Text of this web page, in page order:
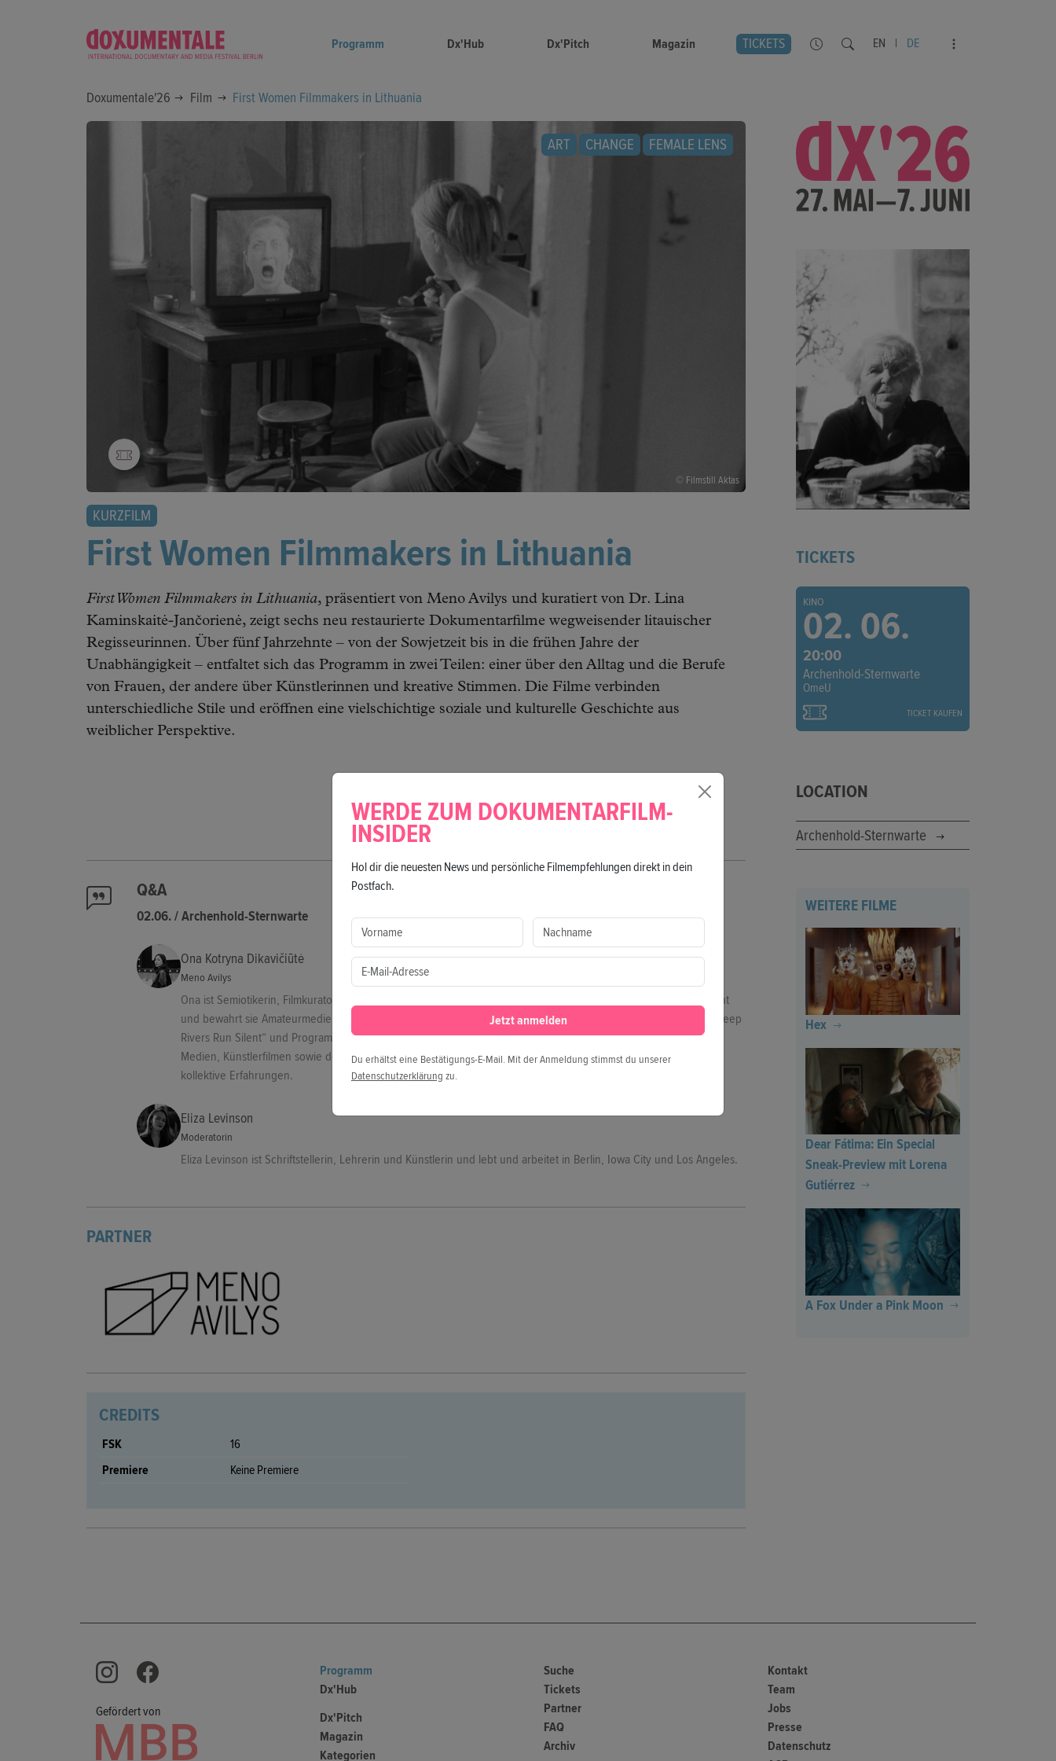
Programm Dx'Hub Dx'Pitch Magazin TICKETS EN | DE
Doxumentale'26 Film First Women Filmmakers in Lithuania
© Filmstill Aktas
ART CHANGE FEMALE LENS
KURZFILM
First Women Filmmakers in Lithuania
First Women Filmmakers in Lithuania, präsentiert von Meno Avilys und kuratiert von Dr. Lina
Kaminskaitė-Jančorienė, zeigt sechs neu restaurierte Dokumentarfilme wegweisender litauischer
Regisseurinnen. Über fünf Jahrzehnte – von der Sowjetzeit bis in die frühen Jahre der
Unabhängigkeit – entfaltet sich das Programm in zwei Teilen: einer über den Alltag und die Berufe
von Frauen, der andere über Künstlerinnen und kreative Stimmen. Die Filme verbinden
unterschiedliche Stile und eröffnen eine vielschichtige soziale und kulturelle Geschichte aus
weiblicher Perspektive.
Q&A
02.06. / Archenhold-Sternwarte
Ona Kotryna Dikavičiūtė
Meno Avilys
Ona ist Semiotikerin, Filmkuratorin und Forscherin in Vilnius. Als künstlerische Leiterin von „Meno avilys“ erforscht
und bewahrt sie Amateurmedien und alternative Archive. Sie ist Gründerin und Leiterin des Archivfilmfestivals „Deep
Rivers Run Silent“ und Programmiererin beim Vilnius Documentary Film Festival. Ihr Fokus liegt auf Non-Fiction-
Medien, Künstlerfilmen sowie der sozialen Rolle des Kinos und dessen Einfluss auf Gedächtnis, Identität und
kollektive Erfahrungen.
Eliza Levinson
Moderatorin
Eliza Levinson ist Schriftstellerin, Lehrerin und Künstlerin und lebt und arbeitet in Berlin, Iowa City und Los Angeles.
PARTNER
CREDITS
FSK
16
Premiere
Keine Premiere
TICKETS
KINO
02. 06.
20:00
Archenhold-Sternwarte
OmeU
TICKET KAUFEN
LOCATION
Archenhold-Sternwarte
WEITERE FILME
Hex
Dear Fátima: Ein Special
Sneak-Preview mit Lorena
Gutiérrez
A Fox Under a Pink Moon
WERDE ZUM DOKUMENTARFILM-
INSIDER
Hol dir die neuesten News und persönliche Filmempfehlungen direkt in dein
Postfach.
Jetzt anmelden
Du erhältst eine Bestätigungs-E-Mail. Mit der Anmeldung stimmst du unserer
Datenschutzerklärung zu.
Gefördert von
Programm
Dx'Hub
Dx'Pitch
Magazin
Kategorien
Suche
Tickets
Partner
FAQ
Archiv
Kontakt
Team
Jobs
Presse
Datenschutz